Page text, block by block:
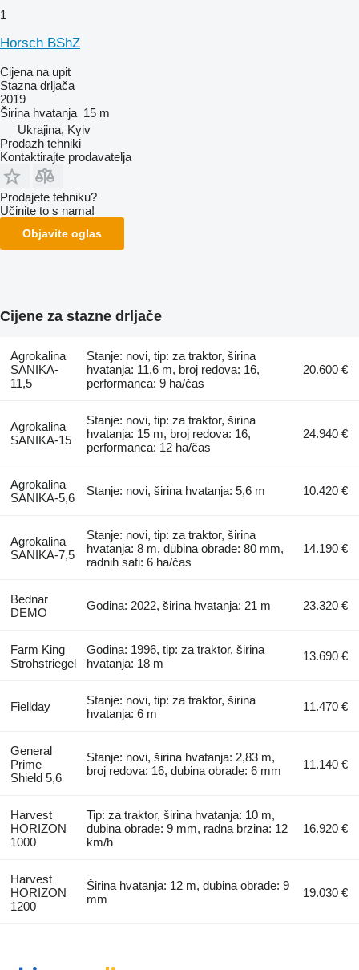
1
Horsch BShZ
Cijena na upit
Stazna drljača
2019
Širina hvatanja 15 m
Ukrajina, Kyiv
Prodazh tehniki
Kontaktirajte prodavatelja
Prodajete tehniku?
Učinite to s nama!
Objavite oglas
Cijene za stazne drljače
Agrokalina
SANIKA-
11,5
Stanje: novi, tip: za traktor, širina
hvatanja: 11,6 m, broj redova: 16,
performanca: 9 ha/čas
20.600 €
Agrokalina
SANIKA-15
Stanje: novi, tip: za traktor, širina
hvatanja: 15 m, broj redova: 16,
performanca: 12 ha/čas
24.940 €
Agrokalina
SANIKA-5,6
Stanje: novi, širina hvatanja: 5,6 m 10.420 €
Agrokalina
SANIKA-7,5
Stanje: novi, tip: za traktor, širina
hvatanja: 8 m, dubina obrade: 80 mm,
radnih sati: 6 ha/čas
14.190 €
Bednar
DEMO
Godina: 2022, širina hvatanja: 21 m 23.320 €
Farm King
Strohstriegel
Godina: 1996, tip: za traktor, širina
hvatanja: 18 m
13.690 €
Fiellday
Stanje: novi, tip: za traktor, širina
hvatanja: 6 m
11.470 €
General
Prime
Shield 5,6
Stanje: novi, širina hvatanja: 2,83 m,
broj redova: 16, dubina obrade: 6 mm
11.140 €
Harvest
HORIZON
1000
Tip: za traktor, širina hvatanja: 10 m,
dubina obrade: 9 mm, radna brzina: 12
km/h
16.920 €
Harvest
HORIZON
1200
Širina hvatanja: 12 m, dubina obrade: 9
mm
19.030 €